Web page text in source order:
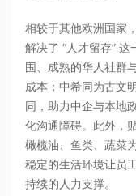
相较于其他欧洲国家
解决了 “人才留存”
围、成熟的华人社群
成本；中希同为古文
同，助力中企与本地
化沟通障碍。此外，
橄榄油、鱼类、蔬菜
稳定的生活环境让员
持续的人力支撑。